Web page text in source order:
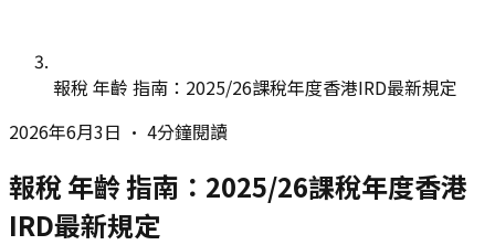
報稅 年齡 指南：2025/26課稅年度香港IRD最新規定
2026年6月3日 • 4分鐘閱讀
報稅 年齡 指南：2025/26課稅年度香港
IRD最新規定